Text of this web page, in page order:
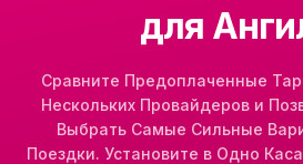
для
Сравните Предоплаченные
Нескольких Провайдеров и
Выбрать Самые Сильные
Поездки. Установите в Одно